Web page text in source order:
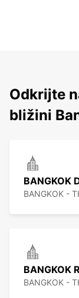
Odkrijte
bližini
BANGKOK
BANGKOK -
BANGKOK
BANGKOK -